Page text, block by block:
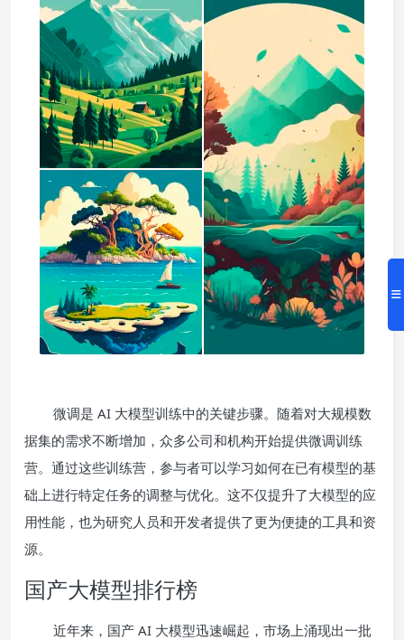
微调是 AI 大模型训练中的关键步骤。随着对大规模数
据集的需求不断增加，众多公司和机构开始提供微调训练
营。通过这些训练营，参与者可以学习如何在已有模型的基
础上进行特定任务的调整与优化。这不仅提升了大模型的应
用性能，也为研究人员和开发者提供了更为便捷的工具和资
源。
国产大模型排行榜
近年来，国产 AI 大模型迅速崛起，市场上涌现出一批